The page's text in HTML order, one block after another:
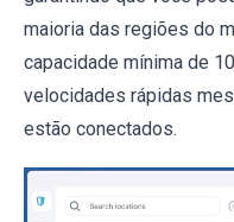
maioria das regiões do
capacidade mínima de
velocidades rápidas
estão conectados.